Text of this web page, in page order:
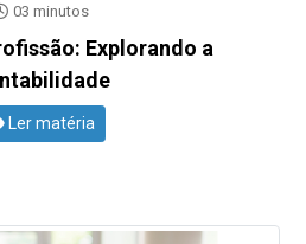
03 minutos
Explorando a
Ler matéria